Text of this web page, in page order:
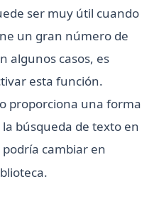
ser muy útil cuando
un gran número de
algunos casos, es
esta función.
proporciona una forma
búsqueda de texto en
podría cambiar en